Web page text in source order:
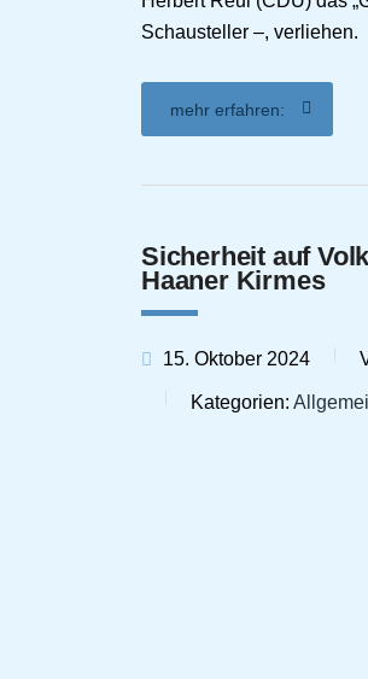
Schausteller –, verliehen.
mehr erfahren:
Sicherheit auf
Haaner Kirmes
15. Oktober 2024
Kategorien: